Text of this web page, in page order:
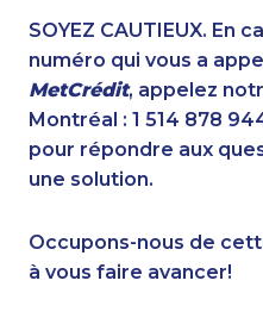
1-587-328-6534
1-403-306-0483
1-647-499-4793
1-438-230-2007
1-844-273-1090
1-780-420-2394
SOYEZ CAUTIEUX. En
numéro qui vous a
MetCrédit, appelez
Montréal : 1 514 878
pour répondre aux
une solution.
Occupons-nous de
à vous faire avancer!